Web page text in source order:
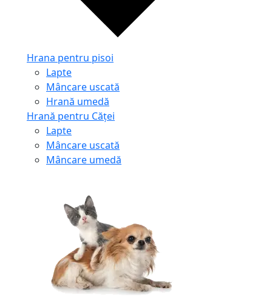
Hrana pentru pisoi
Lapte
Mâncare uscată
Hrană umedă
Hrană pentru Căței
Lapte
Mâncare uscată
Mâncare umedă